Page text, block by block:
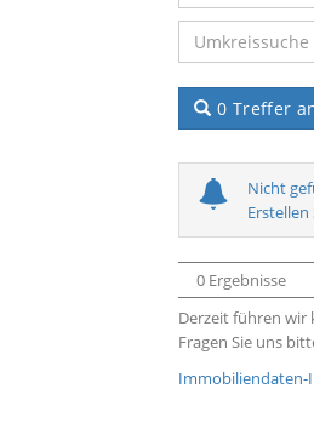
0 Treffer
Nicht
0 Ergebnisse
Derzeit führen wir
Fragen Sie uns
Immobiliendaten-